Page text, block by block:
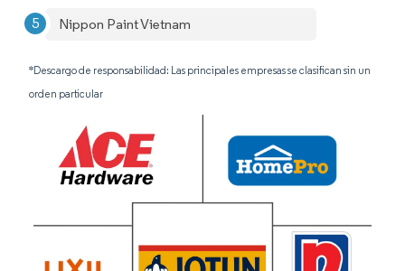
Nippon Paint Vietnam
*Descargo de responsabilidad: Las principales empresas se clasifican sin un
orden particular